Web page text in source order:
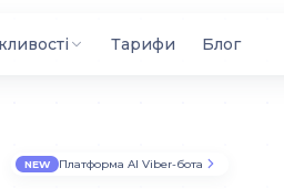
Тарифи Блог
NEW Платформа AI Viber-бота